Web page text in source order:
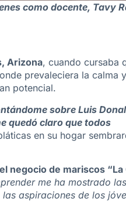
como docente, Tavy
Arizona, cuando cursaba
prevaleciera la calma
potencial.
sobre Luis
quedó claro que todos
en su hogar
negocio de mariscos “La
me ha mostrado las
aspiraciones de los